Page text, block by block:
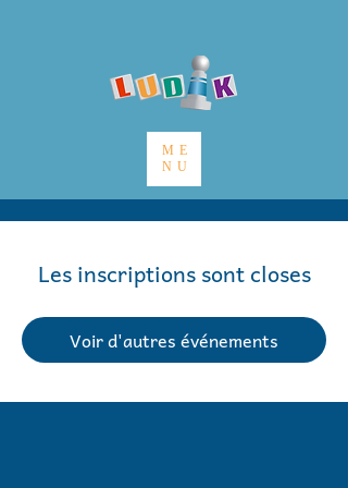
ME
NU
Les inscriptions sont closes
Voir d'autres événements